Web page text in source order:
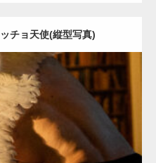
チョ天使(縦型写真)
その他 SOSUKE 姫路 (兵庫)